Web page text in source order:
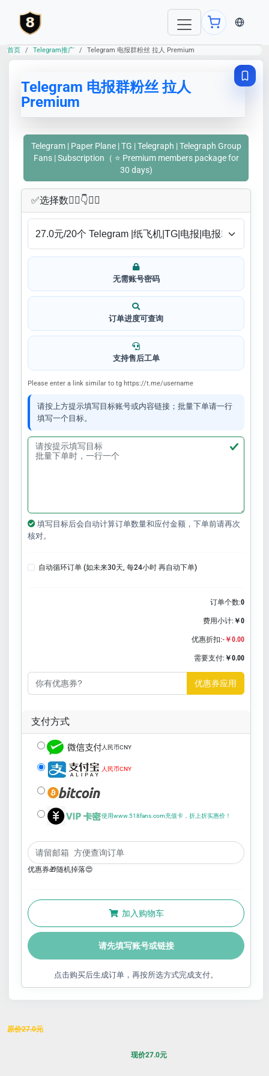
当前语
首页 Telegram推广 Telegram 电报群粉丝 拉人 Premium
Telegram 电报群粉丝 拉人
Premium
Telegram | Paper Plane | TG | Telegraph | Telegraph Group
Fans | Subscription（ ⭐ Premium members package for
30 days)
✅​选择数👇🏻​​👇👇🏻​​
无需账号密码
订单进度可查询
支持售后工单
Please enter a link similar to tg https://t.me/username
请按上方提示填写目标账号或内容链接；批量下单请一行
填写一个目标。
填写目标后会自动计算订单数量和应付金额，下单前请再次
核对。
自动循环订单 (如未来30天, 每24小时 再自动下单)
订单个数:0
费用小计: ￥0
优惠折扣:-￥0.00
需要支付: ￥0.00
优惠券应用
支付方式
人民币CNY
人民币CNY
使用www.518fans.com充值卡，折上折实惠价！
优惠券🎁随机掉落😍
加入购物车
请先填写账号或链接
点击购买后生成订单，再按所选方式完成支付。
原价27.0元
现价27.0元